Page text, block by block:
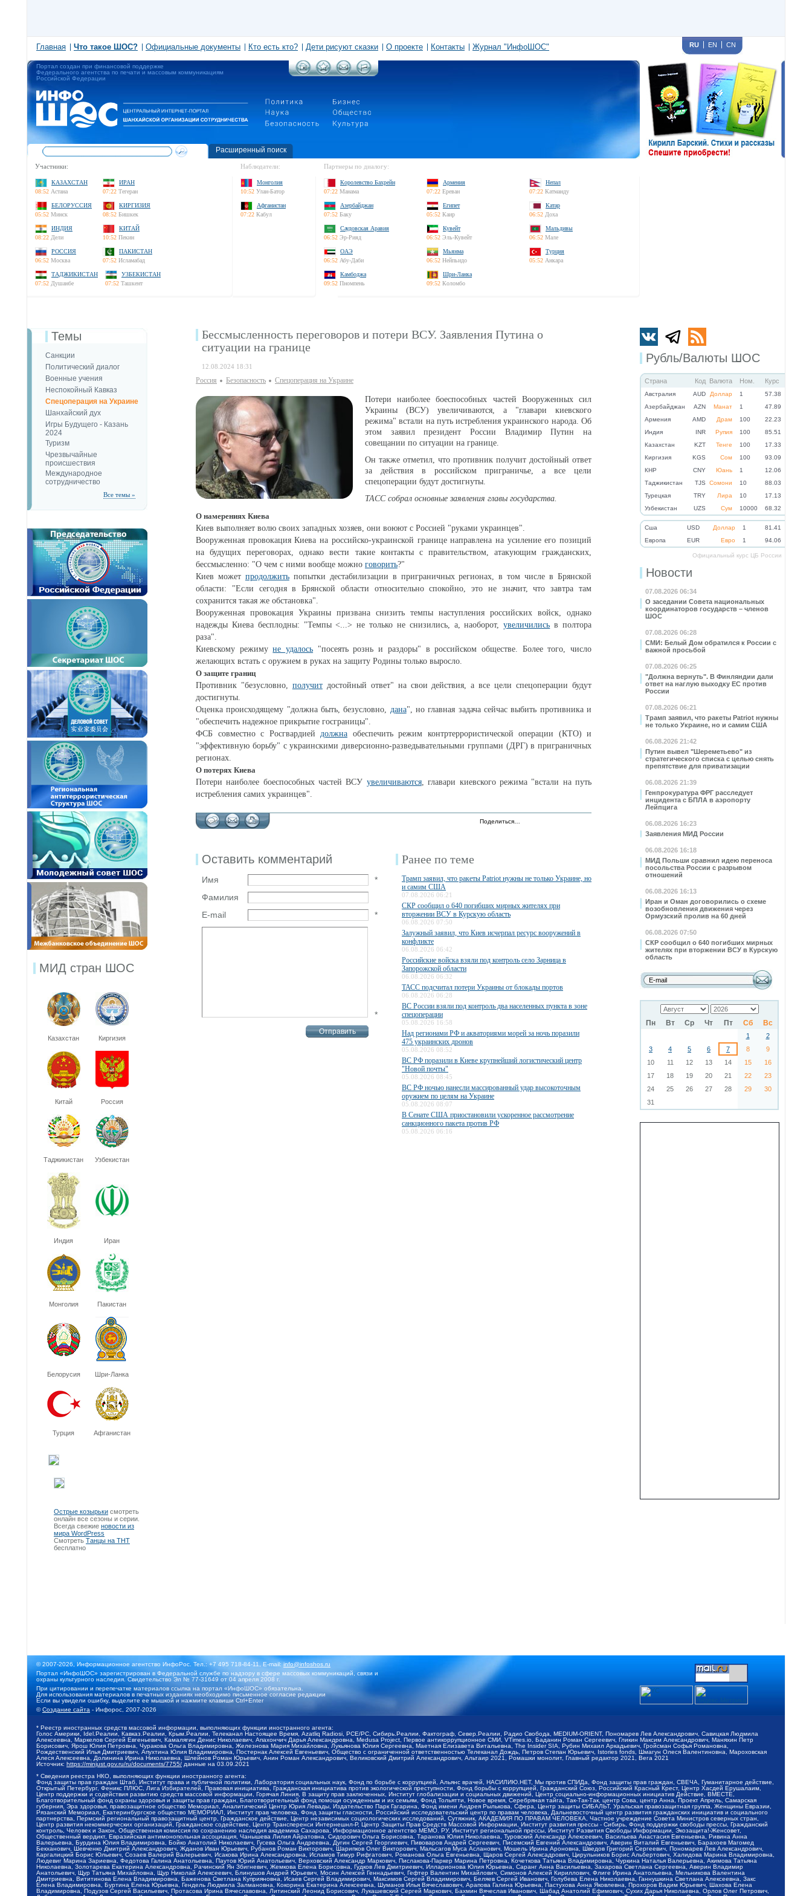
Главная Что такое ШОС? Официальные документы Кто есть кто? Дети рисуют сказки О проекте Контакты Журнал "ИнфоШОС" RU EN CN
Портал создан при финансовой поддержке
Федерального агентства по печати и массовым коммуникациям
Российской Федерации
Расширенный поиск
Участники:
КАЗАХСТАН
08:52 Астана
ИРАН
07:22 Тегеран
БЕЛОРУССИЯ
05:52 Минск
КИРГИЗИЯ
08:52 Бишкек
ИНДИЯ
08:22 Дели
КИТАЙ
10:52 Пекин
РОССИЯ
06:52 Москва
ПАКИСТАН
07:52 Исламабад
ТАДЖИКИСТАН
07:52 Душанбе
УЗБЕКИСТАН
07:52 Ташкент
Наблюдатели:
Монголия
10:52 Улан-Батор
Афганистан
07:22 Кабул
Партнеры по диалогу:
Королевство Бахрейн
07:22 Манама
Армения
07:22 Ереван
Непал
07:22 Катманду
Азербайджан
07:52 Баку
Египет
05:52 Каир
Катар
06:52 Доха
Саудовская Аравия
06:52 Эр-Рияд
Кувейт
06:52 Эль-Кувейт
Мальдивы
06:52 Мале
ОАЭ
06:52 Абу-Даби
Мьянма
06:52 Нейпьидо
Турция
05:52 Анкара
Камбоджа
09:52 Пномпень
Шри-Ланка
09:52 Коломбо
Рубль/Валюты ШОС
Страна Код Валюта Ном. Курс
Австралия AUD Доллар 1
57.38
Азербайджан
AZN Манат 1
47.89
Армения
AMD Драм 100
22.23
Индия
INR Рупия 100
85.51
Казахстан
KZT Тенге 100
17.33
Киргизия
KGS Сом 100
93.09
КНР
CNY Юань 1
12.06
Таджикистан
TJS Сомони 10
88.03
Турецкая
TRY Лира 10
17.13
Узбекистан
UZS Сум 10000 68.32
Cша USD Доллар 1
81.41
Eвропа
EUR Евро 1 94.06
Официальный курс ЦБ России
Новости
07.08.2026 06:34
О заседании Совета национальных
координаторов государств – членов
ШОС
07.08.2026 06:28
СМИ: Белый Дом обратился к России с
важной просьбой
07.08.2026 06:25
"Должна вернуть". В Финляндии дали
ответ на наглую выходку ЕС против
России
07.08.2026 06:21
Трамп заявил, что ракеты Patriot нужны
не только Украине, но и самим США
06.08.2026 21:42
Путин вывел "Шереметьево" из
стратегического списка с целью снять
препятствие для приватизации
06.08.2026 21:39
Генпрокуратура ФРГ расследует
инцидента с БПЛА в аэропорту
Лейпцига
06.08.2026 16:23
Заявления МИД России
06.08.2026 16:18
МИД Польши сравнил идею переноса
посольства России с разрывом
отношений
06.08.2026 16:13
Иран и Оман договорились о схеме
возобновления движения через
Ормузский пролив на 60 дней
06.08.2026 07:50
СКР сообщил о 640 погибших мирных
жителях при вторжении ВСУ в Курскую
область
Пн Вт Ср Чт Пт Сб Вс
1
2
3
4 5 6 7 8
9
10
11 12 13 14 15
16
17
18 19 20 21 22
23
24
25 26 27 28 29
30
31
Темы
Санкции
Политический диалог
Военные учения
Неспокойный Кавказ
Спецоперация на Украине
Шанхайский дух
Игры Будущего - Казань
2024
Туризм
Чрезвычайные
происшествия
Международное
сотрудничество
Все темы »
МИД стран ШОС
Казахстан Киргизия
Китай Россия
Таджикистан Узбекистан
Индия Иран
Монголия Пакистан
Белорусия Шри-Ланка
Турция Афганистан
Острые козырьки смотреть
онлайн все сезоны и серии.
Всегда свежие новости из
мира WordPress
Смотреть Танцы на ТНТ
бесплатно
Бессмысленность переговоров и потери ВСУ. Заявления Путина о
ситуации на границе
12.08.2024 18:31
Россия Безопаcность Спецоперация на Украине
Потери наиболее боеспособных частей Вооруженных сил
Украины (ВСУ) увеличиваются, а "главари киевского
режима" встали на путь истребления украинского народа. Об
этом заявил президент России Владимир Путин на
совещании по ситуации на границе.
Он также отметил, что противник получит достойный ответ
за действия в российском приграничье, а все цели
спецоперации будут достигнуты.
ТАСС собрал основные заявления главы государства.
О намерениях Киева
Киев выполняет волю своих западных хозяев, они воюют с Россией "руками украинцев".
Вооруженная провокация Киева на российско-украинской границе направлена на усиление его позиций
на будущих переговорах, однако вести такие контакты с правительством, атакующим гражданских,
бессмысленно: "О чем с ними вообще можно говорить?"
Киев может продолжитьпопытки дестабилизации в приграничных регионах, в том числе в Брянской
области: "Если сегодня в Брянской области относительно спокойно, это не значит, что завтра там
сохранится такая же обстановка".
Вооруженная провокация Украины призвана снизить темпы наступления российских войск, однако
надежды Киева бесплодны: "Темпы <...> не только не снизились, а, наоборот,увеличились в полтора
раза".
Киевскому режимуне удалось "посеять рознь и раздоры" в российском обществе. Более того, число
желающих встать с оружием в руках на защиту Родины только выросло.
О защите границ
Противник "безусловно, получитдостойный ответ" на свои действия, а все цели спецоперации будут
достигнуты.
Оценка происходящему "должна быть, безусловно, дана", но главная задача сейчас выбить противника и
"обеспечить надежное прикрытие госграницы".
ФСБ совместно с Росгвардией должна обеспечить режим контртеррористической операции (КТО) и
"эффективную борьбу" с украинскими диверсионно-разведывательными группами (ДРГ) в приграничных
регионах.
О потерях Киева
Потери наиболее боеспособных частей ВСУ увеличиваются, главари киевского режима "встали на путь
истребления самих украинцев".
Поделиться…
Оставить комментарий
Имя
*
Фамилия
E-mail
*
*
Ранее по теме
Трамп заявил, что ракеты Patriot нужны не только Украине, но
и самим США
07.08.2026 06:21
СКР сообщил о 640 погибших мирных жителях при
вторжении ВСУ в Курскую область
06.08.2026 07:50
Залужный заявил, что Киев исчерпал ресурс вооружений в
конфликте
06.08.2026 06:42
Российские войска взяли под контроль село Зарница в
Запорожской области
06.08.2026 06:32
ТАСС подсчитал потери Украины от блокады портов
06.08.2026 06:28
ВС России взяли под контроль два населенных пункта в зоне
спецоперации
05.08.2026 16:58
Над регионами РФ и акваториями морей за ночь поразили
475 украинских дронов
05.08.2026 08:52
ВС РФ поразили в Киеве крупнейший логистический центр
"Новой почты"
05.08.2026 08:45
ВС РФ ночью нанесли массированный удар высокоточным
оружием по целям на Украине
05.08.2026 08:07
В Сенате США приостановили ускоренное рассмотрение
санкционного пакета против РФ
05.08.2026 06:16
© 2007-2026, Информационное агентство ИнфоРос. Тел.: +7 495 718-84-11, E-mail:info@infoshos.ru
Портал «ИнфоШОС» зарегистрирован в Федеральной службе по надзору в сфере массовых коммуникаций, связи и
охраны культурного наследия. Свидетельство Эл № 77-31649 от 04 апреля 2008 г.
При цитировании и перепечатке материалов ссылка на портал «ИнфоШОС» обязательна.
Для использования материалов в печатных изданиях необходимо письменное согласие редакции
Если вы увидели ошибку, выделите ее мышкой и нажмите клавиши Ctrl+Enter
©Создание сайта - Инфорос, 2007-2026
* Реестр иностранных средств массовой информации, выполняющих функции иностранного агента:
Голос Америки, Idel.Реалии, Кавказ.Реалии, Крым.Реалии, Телеканал Настоящее Время, Azatliq Radiosi, PCE/PC, Сибирь.Реалии, Фактограф, Север.Реалии, Радио Свобода, MEDIUM-ORIENT, Пономарев Лев Александрович, Савицкая Людмила
Алексеевна, Маркелов Сергей Евгеньевич, Камалягин Денис Николаевич, Апахончич Дарья Александровна, Medusa Project, Первое антикоррупционное СМИ, VTimes.io, Баданин Роман Сергеевич, Гликин Максим Александрович, Маняхин Петр
Борисович, Ярош Юлия Петровна, Чуракова Ольга Владимировна, Железнова Мария Михайловна, Лукьянова Юлия Сергеевна, Маетная Елизавета Витальевна, The Insider SIA, Рубин Михаил Аркадьевич, Гройсман Софья Романовна,
Рождественский Илья Дмитриевич, Апухтина Юлия Владимировна, Постернак Алексей Евгеньевич, Общество с ограниченной ответственностью Телеканал Дождь, Петров Степан Юрьевич, Istories fonds, Шмагун Олеся Валентиновна, Мароховская
Алеся Алексеевна, Долинина Ирина Николаевна, Шлейнов Роман Юрьевич, Анин Роман Александрович, Великовский Дмитрий Александрович, Альтаир 2021, Ромашки монолит, Главный редактор 2021, Вега 2021
Источник: https://minjust.gov.ru/ru/documents/7755/ данные на 03.09.2021
* Сведения реестра НКО, выполняющих функции иностранного агента:
Фонд защиты прав граждан Штаб, Институт права и публичной политики, Лаборатория социальных наук, Фонд по борьбе с коррупцией, Альянс врачей, НАСИЛИЮ.НЕТ, Мы против СПИДа, Фонд защиты прав граждан, СВЕЧА, Гуманитарное действие,
Открытый Петербург, Феникс ПЛЮС, Лига Избирателей, Правовая инициатива, Гражданская инициатива против экологической преступности, Фонд борьбы с коррупцией, Гражданский Союз, Российский Красный Крест, Центр Хасдей Ерушалаим,
Центр поддержки и содействия развитию средств массовой информации, Горячая Линия, В защиту прав заключенных, Институт глобализации и социальных движений, Центр социально-информационных инициатив Действие, ВМЕСТЕ,
Благотворительный фонд охраны здоровья и защиты прав граждан, Благотворительный фонд помощи осужденным и их семьям, Фонд Тольятти, Новое время, Серебряная тайга, Так-Так-Так, центр Сова, центр Анна, Проект Апрель, Самарская
губерния, Эра здоровья, правозащитное общество Мемориал, Аналитический Центр Юрия Левады, Издательство Парк Гагарина, Фонд имени Андрея Рылькова, Сфера, Центр защиты СИБАЛЬТ, Уральская правозащитная группа, Женщины Евразии,
Рязанский Мемориал, Екатеринбургское общество МЕМОРИАЛ, Институт прав человека, Фонд защиты гласности, Российский исследовательский центр по правам человека, Дальневосточный центр развития гражданских инициатив и социального
партнерства, Пермский региональный правозащитный центр, Гражданское действие, Центр независимых социологических исследований, Сутяжник, АКАДЕМИЯ ПО ПРАВАМ ЧЕЛОВЕКА, Частное учреждение Совета Министров северных стран,
Центр развития некоммерческих организаций, Гражданское содействие, Центр Трансперенси Интернешнл-Р, Центр Защиты Прав Средств Массовой Информации, Институт развития прессы - Сибирь, Фонд поддержки свободы прессы, Гражданский
контроль, Человек и Закон, Общественная комиссия по сохранению наследия академика Сахарова, Информационное агентство МЕМО. РУ, Институт региональной прессы, Институт Развития Свободы Информации, Экозащита!-Женсовет,
Общественный вердикт, Евразийская антимонопольная ассоциация, Чанышева Лилия Айратовна, Сидорович Ольга Борисовна, Таранова Юлия Николаевна, Туровский Александр Алексеевич, Васильева Анастасия Евгеньевна, Ривина Анна
Валерьевна, Бурдина Юлия Владимировна, Бойко Анатолий Николаевич, Гусева Ольга Андреевна, Дугин Сергей Георгиевич, Пивоваров Андрей Сергеевич, Писемский Евгений Александрович, Аверин Виталий Евгеньевич, Барахоев Магомед
Бекханович, Шевченко Дмитрий Александрович, Жданов Иван Юрьевич, Рубанов Роман Викторович, Шарипков Олег Викторович, Мальсагов Муса Асланович, Мошель Ирина Ароновна, Шведов Григорий Сергеевич, Пономарев Лев Александрович,
Каргалицкий Борис Юльевич, Созаев Валерий Валерьевич, Исакова Ирина Александровна, Исламов Тимур Рифгатович, Романова Ольга Евгеньевна, Щаров Сергей Алексадрович, Цирульников Борис Альбертович, Халидова Марина Владимировна,
Людевиг Марина Зариевна, Федотова Галина Анатольевна, Паутов Юрий Анатольевич, Верховский Александр Маркович, Пислакова-Паркер Марина Петровна, Кочеткова Татьяна Владимировна, Чуркина Наталья Валерьевна, Акимова Татьяна
Николаевна, Золотарева Екатерина Александровна, Рачинский Ян Збигневич, Жемкова Елена Борисовна, Гудков Лев Дмитриевич, Илларионова Юлия Юрьевна, Саранг Анна Васильевна, Захарова Светлана Сергеевна, Аверин Владимир
Анатольевич, Щур Татьяна Михайловна, Щур Николай Алексеевич, Блинушов Андрей Юрьевич, Мосин Алексей Геннадьевич, Гефтер Валентин Михайлович, Симонов Алексей Кириллович, Флиге Ирина Анатольевна, Мельникова Валентина
Дмитриевна, Вититинова Елена Владимировна, Баженова Светлана Куприяновна, Исаев Сергей Владимирович, Максимов Сергей Владимирович, Беляев Сергей Иванович, Голубева Елена Николаевна, Ганнушкина Светлана Алексеевна, Закс
Елена Владимировна, Буртина Елена Юрьевна, Гендель Людмила Залмановна, Кокорина Екатерина Алексеевна, Шуманов Илья Вячеславович, Арапова Галина Юрьевна, Пастухова Анна Яковлевна, Прохоров Вадим Юрьевич, Шахова Елена
Владимировна, Подузов Сергей Васильевич, Протасова Ирина Вячеславовна, Литинский Леонид Борисович, Лукашевский Сергей Маркович, Бахмин Вячеслав Иванович, Шабад Анатолий Ефимович, Сухих Дарья Николаевна, Орлов Олег Петрович,